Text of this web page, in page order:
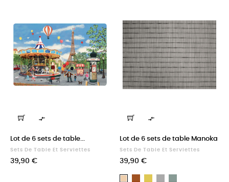

Lot de 6 sets de table...
Sets De Table Et Serviettes
Prix
39,90 €

Lot de 6 sets de table Manoka
Sets De Table Et Serviettes
Prix
39,90 €